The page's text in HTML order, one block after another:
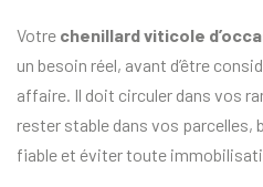
Votre chenillard viticole
un besoin réel, avant d’être
affaire. Il doit circuler dans vos
rester stable dans vos parcelles,
fiable et éviter toute